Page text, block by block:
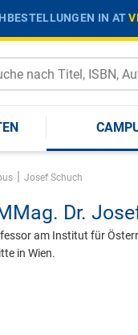
IN AT
| Josef Schuch
Dr.
am Institut für
in Wien.